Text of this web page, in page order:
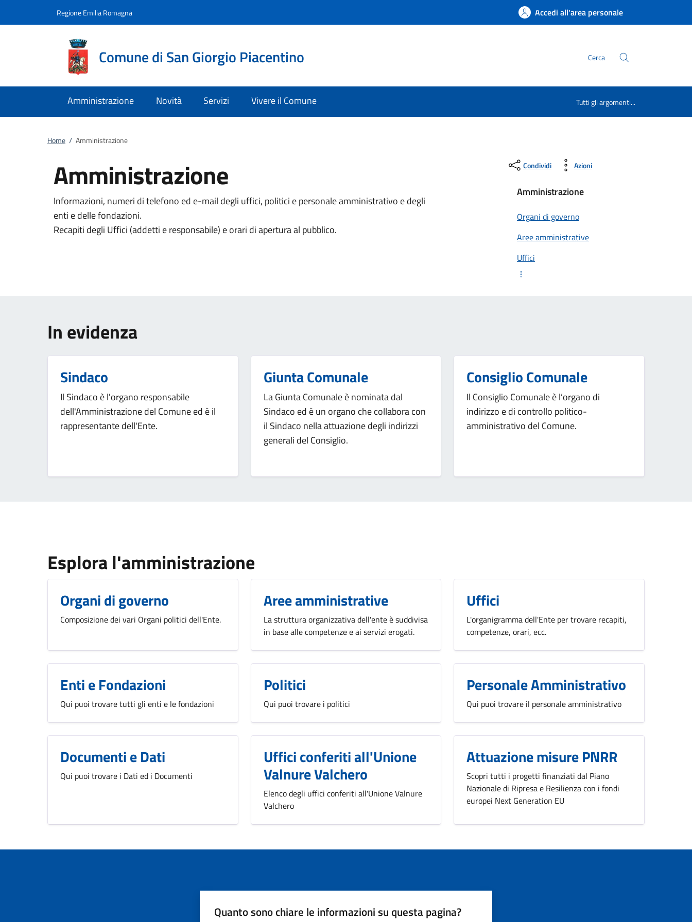
Regione Emilia Romagna Accedi all'area personale
Comune di San Giorgio Piacentino Cerca
Amministrazione Novità Servizi Vivere il Comune Tutti gli argomenti...
Home / Amministrazione
Amministrazione
Informazioni, numeri di telefono ed e-mail degli uffici, politici e personale amministrativo e degli
enti e delle fondazioni.
Recapiti degli Uffici (addetti e responsabile) e orari di apertura al pubblico.
Condividi Azioni
Amministrazione
Organi di governo
Aree amministrative
Uffici
In evidenza
Sindaco
Il Sindaco è l'organo responsabile
dell'Amministrazione del Comune ed è il
rappresentante dell'Ente.
Giunta Comunale
La Giunta Comunale è nominata dal
Sindaco ed è un organo che collabora con
il Sindaco nella attuazione degli indirizzi
generali del Consiglio.
Consiglio Comunale
Il Consiglio Comunale è l’organo di
indirizzo e di controllo politico-
amministrativo del Comune.
Esplora l'amministrazione
Organi di governo
Composizione dei vari Organi politici dell'Ente.
Aree amministrative
La struttura organizzativa dell'ente è suddivisa
in base alle competenze e ai servizi erogati.
Uffici
L'organigramma dell'Ente per trovare recapiti,
competenze, orari, ecc.
Enti e Fondazioni
Qui puoi trovare tutti gli enti e le fondazioni
Politici
Qui puoi trovare i politici
Personale Amministrativo
Qui puoi trovare il personale amministrativo
Documenti e Dati
Qui puoi trovare i Dati ed i Documenti
Uffici conferiti all'Unione
Valnure Valchero
Elenco degli uffici conferiti all'Unione Valnure
Valchero
Attuazione misure PNRR
Scopri tutti i progetti finanziati dal Piano
Nazionale di Ripresa e Resilienza con i fondi
europei Next Generation EU
Quanto sono chiare le informazioni su questa pagina?